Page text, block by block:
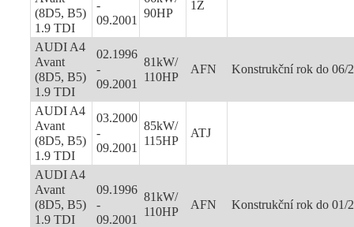
(8D5, B5)
1.9 TDI
-
09.2001
90HP
1Z
AUDI A4
Avant
(8D5, B5)
1.9 TDI
02.1996
-
09.2001
81kW/
110HP
AFN Konstrukční rok do 06/
AUDI A4
Avant
(8D5, B5)
1.9 TDI
03.2000
-
09.2001
85kW/
115HP
ATJ
AUDI A4
Avant
(8D5, B5)
1.9 TDI
09.1996
-
09.2001
81kW/
110HP
AFN Konstrukční rok do 01/